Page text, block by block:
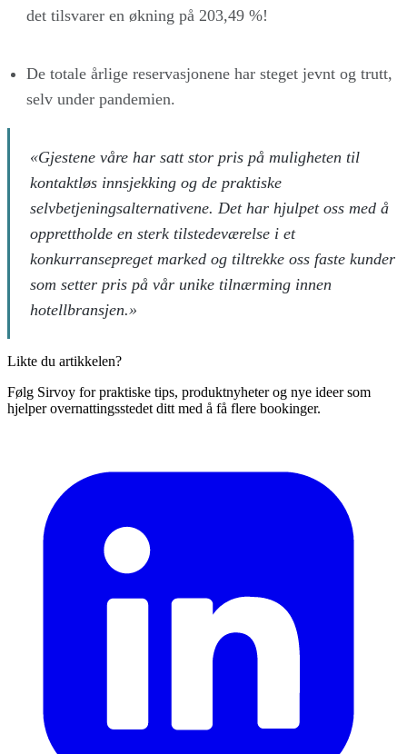
det tilsvarer en økning på 203,49 %!
De totale årlige reservasjonene har steget jevnt og trutt,
selv under pandemien.
«Gjestene våre har satt stor pris på muligheten til
kontaktløs innsjekking og de praktiske
selvbetjeningsalternativene. Det har hjulpet oss med å
opprettholde en sterk tilstedeværelse i et
konkurransepreget marked og tiltrekke oss faste kunder
som setter pris på vår unike tilnærming innen
hotellbransjen.»
Likte du artikkelen?
Følg Sirvoy for praktiske tips, produktnyheter og nye ideer som
hjelper overnattingsstedet ditt med å få flere bookinger.